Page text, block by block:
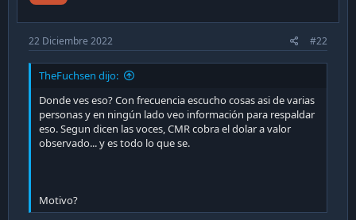
22 Diciembre 2022 #22
TheFuchsen dijo:
Donde ves eso? Con frecuencia escucho cosas asi de varias
personas y en ningún lado veo información para respaldar
eso. Segun dicen las voces, CMR cobra el dolar a valor
observado... y es todo lo que se.
Motivo?